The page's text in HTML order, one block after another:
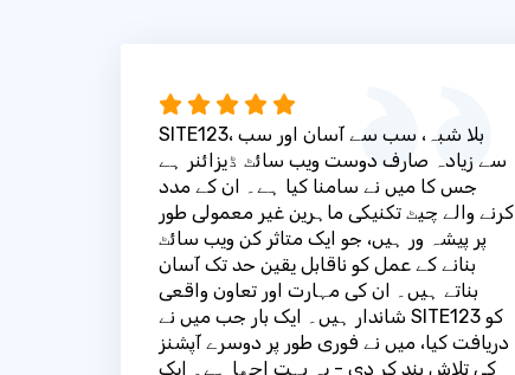
SITE123، بلا شبہ، سب سے آسان اور سب
سے زیادہ صارف دوست ویب سائٹ ڈیزائنر ہے
جس کا میں نے سامنا کیا ہے۔ ان کے مدد
کرنے والے چیٹ تکنیکی ماہرین غیر معمولی طور
پر پیشہ ور ہیں، جو ایک متاثر کن ویب سائٹ
بنانے کے عمل کو ناقابل یقین حد تک آسان
بناتے ہیں۔ ان کی مہارت اور تعاون واقعی
شاندار ہیں۔ ایک بار جب میں نے SITE123 کو
دریافت کیا، میں نے فوری طور پر دوسرے آپشنز
کی تلاش بند کر دی - یہ بہت اچھا ہے۔ ایک